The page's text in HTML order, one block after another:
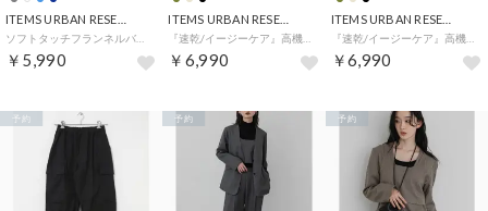
￥5,990
ITEMS URBAN RESEARCH
￥6,990
『速乾/イージーケア』高機能ウエストイージー ツイルカーゴパンツ （ベージュ）
￥6,990
予約 予約 予約